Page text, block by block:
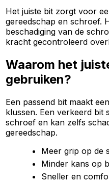
Het juiste bit zorgt voor
gereedschap en schroef.
beschadiging van de
kracht gecontroleerd
Waarom het
gebruiken?
Een passend bit maakt
klussen. Een verkeerd bit
schroef en kan zelfs
gereedschap.
Meer grip op de
Minder kans op
Sneller en